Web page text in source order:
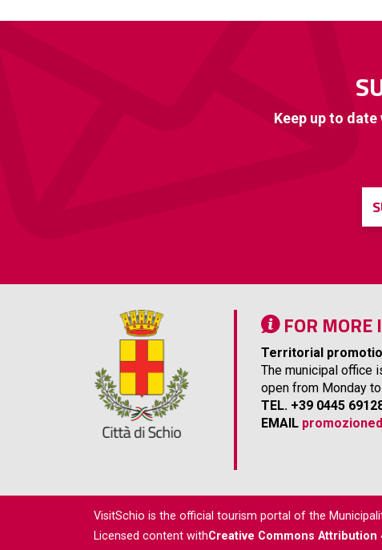
Keep up to
FOR MORE
Territorial
The municipal office
open from Monday
TEL. +39 0445
EMAIL
VisitSchio is the official tourism portal of the
Licensed content withCreative Commons Attribution